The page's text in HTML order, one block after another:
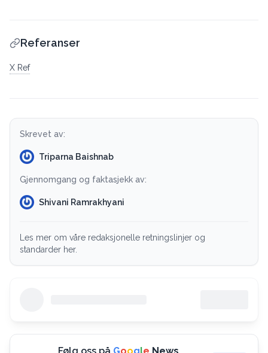
Referanser
X Ref
Skrevet av:
Triparna Baishnab
Gjennomgang og faktasjekk av:
Shivani Ramrakhyani
Les mer om våre redaksjonelle retningslinjer og
standarder her.